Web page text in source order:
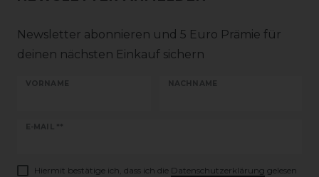
Newsletter abonnieren und 5 Euro Prämie für
deinen nächsten Einkauf sichern
VORNAME NACHNAME
E-MAIL **
Newsletter
Hiermit bestätige ich, dass ich die Daten­schutz­erklärung gelesen